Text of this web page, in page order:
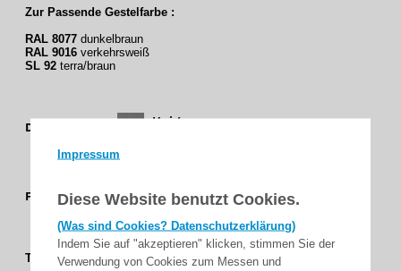
Impressum
Diese Website benutzt Cookies.
(Was sind Cookies? Datenschutzerklärung)
Indem Sie auf "akzeptieren" klicken, stimmen Sie der
Verwendung von Cookies zum Messen und
Zur Passende Gestelfarbe :
RAL 8077 dunkelbraun
RAL 9016 verkehrsweiß
SL 92 terra/braun
Dessingruppe
Uni /
Farbgruppe
Flora -
Grün
Transparenz 3 %